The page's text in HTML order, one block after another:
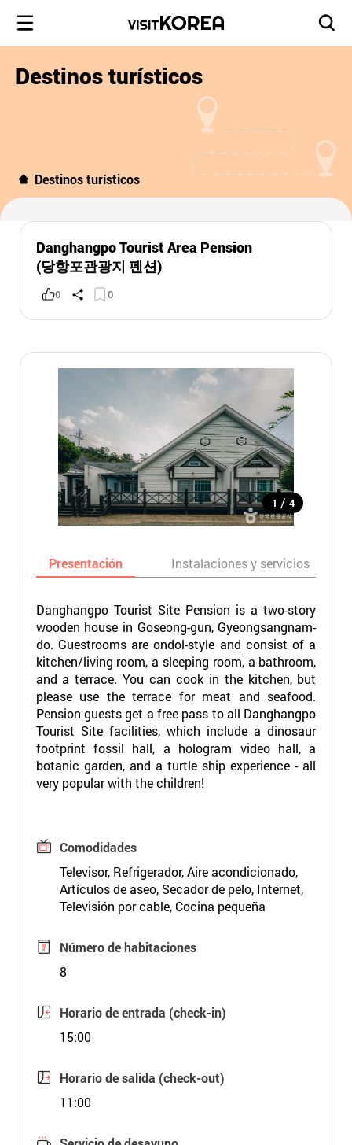
Destinos turísticos
Destinos turísticos
Danghangpo Tourist Area Pension
(당항포관광지 펜션)
0 0
1 / 4
Presentación Instalaciones y servicios
Danghangpo Tourist Site Pension is a two-story
wooden house in Goseong-gun, Gyeongsangnam-
do. Guestrooms are ondol-style and consist of a
kitchen/living room, a sleeping room, a bathroom,
and a terrace. You can cook in the kitchen, but
please use the terrace for meat and seafood.
Pension guests get a free pass to all Danghangpo
Tourist Site facilities, which include a dinosaur
footprint fossil hall, a hologram video hall, a
botanic garden, and a turtle ship experience - all
very popular with the children!
Comodidades
Televisor, Refrigerador, Aire acondicionado,
Artículos de aseo, Secador de pelo, Internet,
Televisión por cable, Cocina pequeña
Número de habitaciones
8
Horario de entrada (check-in)
15:00
Horario de salida (check-out)
11:00